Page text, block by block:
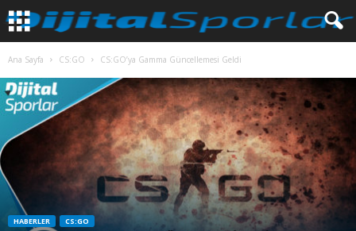
Ana Sayfa CS:GO CS:GO’ya Gamma Güncellemesi Geldi
HABERLER CS:GO